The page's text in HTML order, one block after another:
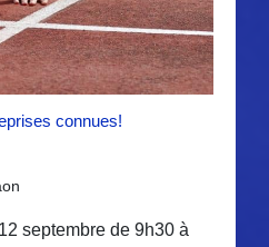
connues!
septembre de 9h30 à